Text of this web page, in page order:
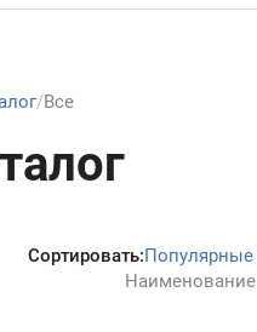
Все
Сортировать:Популярные
Наименование